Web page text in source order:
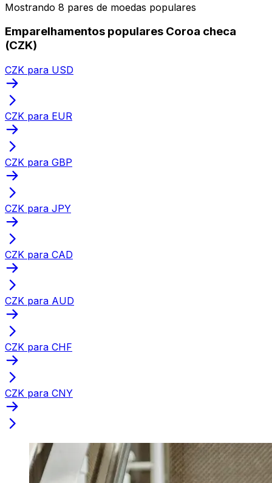
Mostrando 8 pares de moedas populares
Emparelhamentos populares Coroa checa
(CZK)
CZK para USD
CZK para EUR
CZK para GBP
CZK para JPY
CZK para CAD
CZK para AUD
CZK para CHF
CZK para CNY